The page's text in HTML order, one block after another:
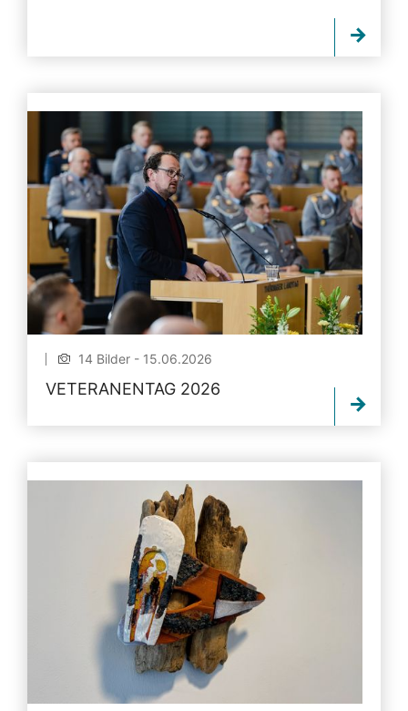
14 Bilder - 15.06.2026
VETERANENTAG 2026